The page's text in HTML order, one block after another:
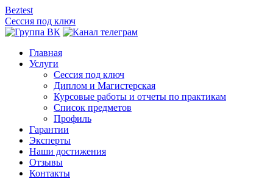
Beztest
Сессия под ключ
Главная
Услуги
Сессия под ключ
Диплом и Магистерская
Курсовые работы и отчеты по практикам
Список предметов
Профиль
Гарантии
Эксперты
Наши достижения
Отзывы
Контакты